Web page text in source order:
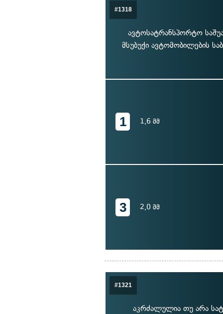
#1318
ავტოსატრანსპორტო
მსუბუქი ავტომობილების
1 1,6 მმ
3 2,0 მმ
#1321
აკრძალულია თუ არა